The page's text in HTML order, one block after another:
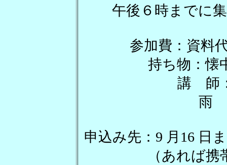
午後６時までに
参加費：資料
持ち物：懐
講 師
雨
申込み先：9 月16 日
（あれば